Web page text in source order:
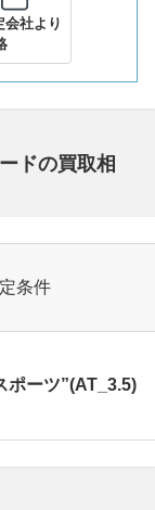
会社より
ドの買取相
条件
ポーツ”(AT_3.5)